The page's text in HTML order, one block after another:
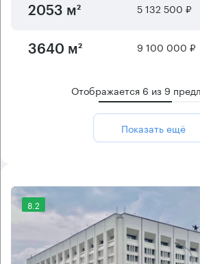
2053 м² 5 132 500 ₽
3640 м² 9 100 000 ₽
Отображается 6 из 9
Показать ещё
8.2